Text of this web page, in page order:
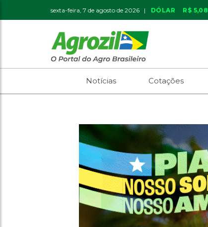
sexta-feira, 7 de agosto de 2026 | DÓLAR R$ 5,08
Notícias Cotações